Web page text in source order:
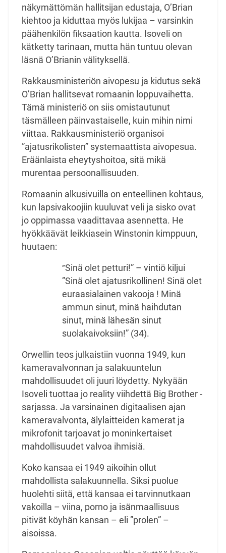
näkymättömän hallitsijan edustaja, O’Brian
kiehtoo ja kiduttaa myös lukijaa – varsinkin
päähenkilön fiksaation kautta. Isoveli on
kätketty tarinaan, mutta hän tuntuu olevan
läsnä O’Brianin välityksellä.
Rakkausministeriön aivopesu ja kidutus sekä
O’Brian hallitsevat romaanin loppuvaihetta.
Tämä ministeriö on siis omistautunut
täsmälleen päinvastaiselle, kuin mihin nimi
viittaa. Rakkausministeriö organisoi
”ajatusrikolisten” systemaattista aivopesua.
Eräänlaista eheytyshoitoa, sitä mikä
murentaa persoonallisuuden.
Romaanin alkusivuilla on enteellinen kohtaus,
kun lapsivakoojiin kuuluvat veli ja sisko ovat
jo oppimassa vaadittavaa asennetta. He
hyökkäävät leikkiasein Winstonin kimppuun,
huutaen:
”Sinä olet petturi!” – vintiö kiljui
”Sinä olet ajatusrikollinen! Sinä olet
euraasialainen vakooja ! Minä
ammun sinut, minä haihdutan
sinut, minä lähesän sinut
suolakaivoksiin!” (34).
Orwellin teos julkaistiin vuonna 1949, kun
kameravalvonnan ja salakuuntelun
mahdollisuudet oli juuri löydetty. Nykyään
Isoveli tuottaa jo reality viihdettä Big Brother -
sarjassa. Ja varsinainen digitaalisen ajan
kameravalvonta, älylaitteiden kamerat ja
mikrofonit tarjoavat jo moninkertaiset
mahdollisuudet valvoa ihmisiä.
Koko kansaa ei 1949 aikoihin ollut
mahdollista salakuunnella. Siksi puolue
huolehti siitä, että kansaa ei tarvinnutkaan
vakoilla – viina, porno ja isänmaallisuus
pitivät köyhän kansan – eli ”prolen” –
aisoissa.